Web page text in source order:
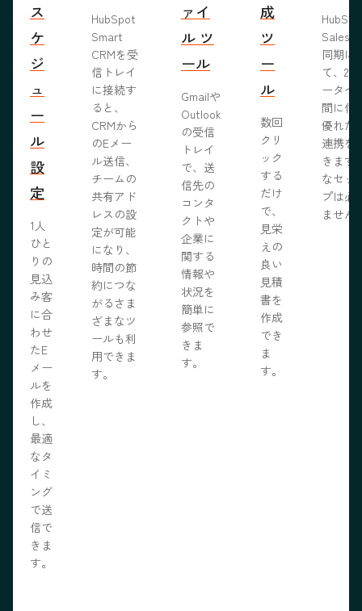
ス
ケ
ジ
ュ
ー
ル
設
定
1人
ひと
りの
見込
み客
に合
わせ
たE
メー
ルを
作成
し、
最適
なタ
イミ
ング
で送
信で
きま
す。
HubSpot
Smart
CRMを受
信トレイ
に接続す
ると、
CRMから
のEメー
ル送信、
チームの
共有アド
レスの設
定が可能
になり、
時間の節
約につな
がるさま
ざまなツ
ールも利
用できま
す。
ァイ
ル ツ
ール
Gmailや
Outlook
の受信
トレイ
で、送
信先の
コンタ
クトや
企業に
関する
情報や
状況を
簡単に
参照で
きま
す。
成
ツ
ー
ル
数回
クリ
ック
する
だけ
で、
見栄
えの
良い
見積
書を
作成
でき
ま
す。
同期に
て、2
ータベ
間に信
優れた
連携を
きます
なセッ
プは必
ません